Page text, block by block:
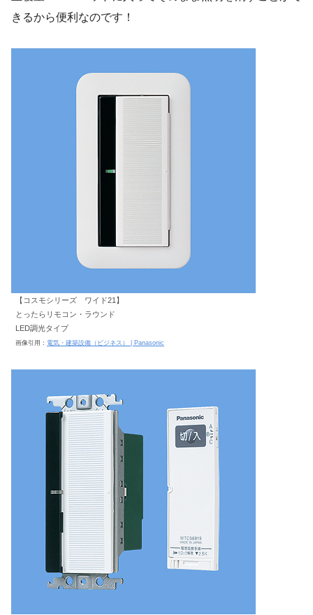
きるから便利なのです！
【コスモシリーズ ワイド21】
とったらリモコン・ラウンド
LED調光タイプ
画像引用： 電気・建築設備（ビジネス） | Panasonic